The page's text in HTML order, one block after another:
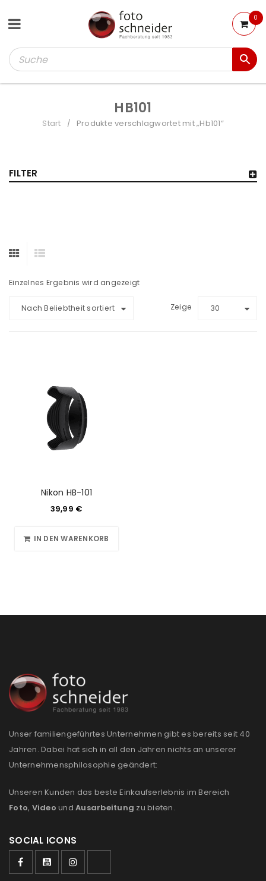
0
HB101
Start / Produkte verschlagwortet mit „Hb101“
FILTER
Einzelnes Ergebnis wird angezeigt
Nach Beliebtheit sortiert Zeige 30
Nikon HB-101
39,99 €
IN DEN WARENKORB
Unser familiengeführtes Unternehmen gibt es bereits seit 40
Jahren. Dabei hat sich in all den Jahren nichts an unserer
Unternehmensphilosophie geändert:
Unseren Kunden das beste Einkaufserlebnis im Bereich
Foto, Video und Ausarbeitung zu bieten.
SOCIAL ICONS